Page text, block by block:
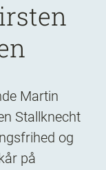
Martin
Stallknecht
og
på